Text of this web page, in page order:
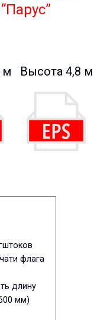
м Высота 4,8 м
флага
длину
мм)